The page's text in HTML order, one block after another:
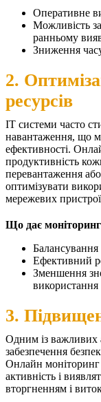
Оперативне
Можливість
ранньому
Зниження
2.
ресурсів
ІТ системи часто
навантаження, що
ефективності.
продуктивність
перевантаження
оптимізувати
мережевих
Що дає моніторинг
Ефективний
Зменшення
використання
3.
Одним із важливих
забезпечення
Онлайн моніторинг
активність і
вторгненням і